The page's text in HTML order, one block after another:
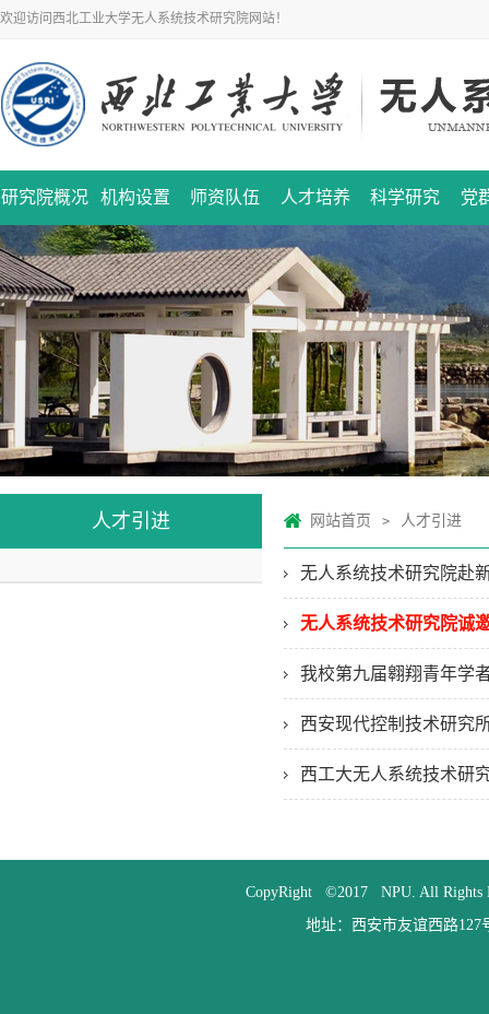
欢迎访问西北工业大学无人系统技术研究院网站！
研究院概况 机构设置 师资队伍 人才培养 科学研究 党
人才引进 网站首页 > 人才引进
无人系统技术研究院赴
无人系统技术研究院诚
我校第九届翱翔青年学
西安现代控制技术研究
西工大无人系统技术研
CopyRight ©2017 NPU. All Rights
地址：西安市友谊西路